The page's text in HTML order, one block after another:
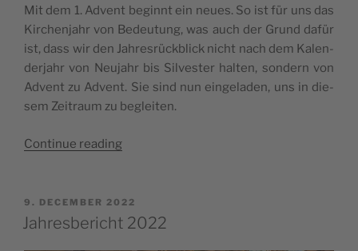
Mit dem 1. Advent beginnt ein neu­es. So ist für uns das
Kirc­hen­ja­hr von Bede­u­tung, was auch der Grund dafür
ist, dass wir den Jahre­s­rück­blick nic­ht nach dem Kalen­
der­ja­hr von Neu­ja­hr bis Sil­ve­s­ter hal­ten, son­dern von
Advent zu Advent. Sie sind nun ein­ge­la­den, uns in die­
sem Zei­tra­um zu begleiten.
Con­ti­nue rea­ding“Jahre­
ric­
ht 2023”
POSTED
ON
9. DECEMBER 2022
Jahresbericht 2022